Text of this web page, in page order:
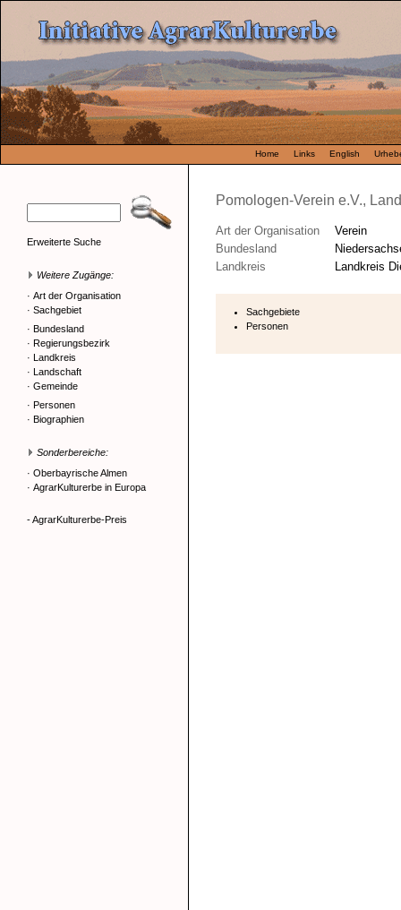
Home Links English
Erweiterte Suche
Weitere Zugänge:
· Art der Organisation
· Sachgebiet
· Bundesland
· Regierungsbezirk
· Landkreis
· Landschaft
· Gemeinde
· Personen
· Biographien
Sonderbereiche:
· Oberbayrische Almen
· AgrarKulturerbe in Europa
- AgrarKulturerbe-Preis
Pomologen-Verein e.V.,
Art der Organisation
Verein
Bundesland
Landkreis
Landkreis
Sachgebiete
Personen